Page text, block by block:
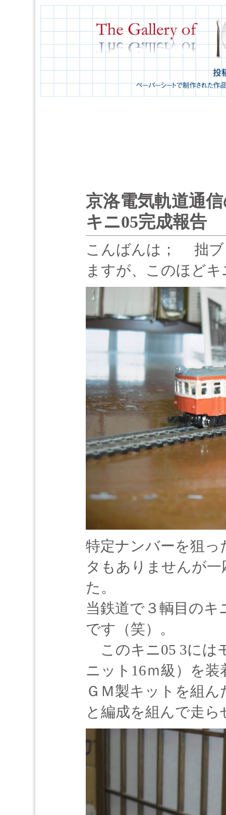
京洛電気軌道通
キニ05完成報告
こんばんは； 拙ブ
ますが、このほど
特定ナンバーを狙
タもありませんが
た。
当鉄道で３輌目のキ
です（笑）。
このキニ05 3には
ニット16ｍ級）を装
ＧＭ製キットを組
と編成を組んで走